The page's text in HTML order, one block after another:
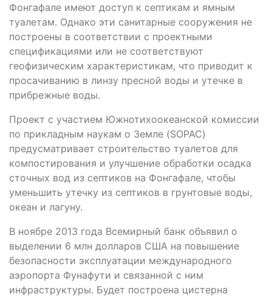
Фонгафале имеют доступ к септикам и ямным
туалетам. Однако эти санитарные сооружения не
построены в соответствии с проектными
спецификациями или не соответствуют
геофизическим характеристикам, что приводит к
просачиванию в линзу пресной воды и утечке в
прибрежные воды.
Проект с участием Южнотихоокеанской комиссии
по прикладным наукам о Земле (SOPAC)
предусматривает строительство туалетов для
компостирования и улучшение обработки осадка
сточных вод из септиков на Фонгафале, чтобы
уменьшить утечку из септиков в грунтовые воды,
океан и лагуну.
В ноябре 2013 года Всемирный банк объявил о
выделении 6 млн долларов США на повышение
безопасности эксплуатации международного
аэропорта Фунафути и связанной с ним
инфраструктуры. Будет построена цистерна